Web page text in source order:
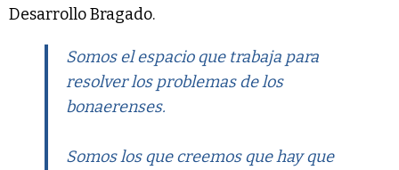
Desarrollo Bragado.
Somos el espacio que trabaja para
resolver los problemas de los
bonaerenses.
Somos los que creemos que hay que